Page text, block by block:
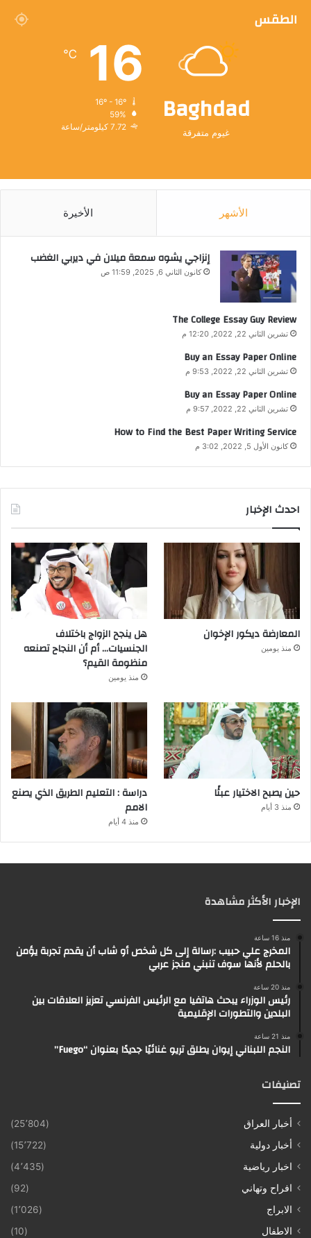
الطقس
Baghdad
غيوم متفرقة
16
℃
59%
7.72 كيلومتر/ساعة
الأشهر الأخيرة
إنزاجي يشوه سمعة ميلان في ديربي الغضب
كانون الثاني 6, 2025, 11:59 ص
The College Essay Guy Review
تشرين الثاني 22, 2022, 12:20 م
Buy an Essay Paper Online
تشرين الثاني 22, 2022, 9:53 م
Buy an Essay Paper Online
تشرين الثاني 22, 2022, 9:57 م
How to Find the Best Paper Writing Service
كانون الأول 5, 2022, 3:02 م
احدث الإخبار
المعارضة ديكور الإخوان
منذ يومين
هل ينجح الزواج باختلاف
الجنسيات… أم أن النجاح تصنعه
منظومة القيم؟
منذ يومين
حين يصبح الاختيار عبئًا
منذ 3 أيام
دراسة : التعليم الطريق الذي يصنع
الامم
منذ 4 أيام
الإخبار الأكثر مشاهدة
منذ 16 ساعة
المخرج علي حبيب :رسالة إلى كل شخص أو شاب أن يقدم تجربة يؤمن
بالحلم لأنها سوف تنبني منجز عربي
منذ 20 ساعة
رئيس الوزراء يبحث هاتفيا مع الرئيس الفرنسي تعزيز العلاقات بين
البلدين والتطورات الإقليمية
منذ 21 ساعة
النجم اللبناني إيوان يطلق تريو غنائيًا جديدًا بعنوان “Fuego”
تصنيفات
أخبار العراق
(25٬804)
أخبار دولية
(15٬722)
اخبار رياضية
(4٬435)
افراح وتهاني
(92)
الابراج
(1٬026)
الاطفال
(10)